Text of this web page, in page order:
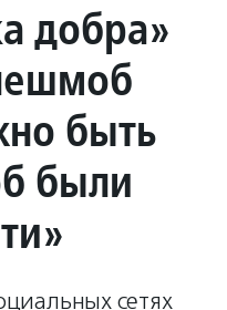
добра»
быть
были
сетях